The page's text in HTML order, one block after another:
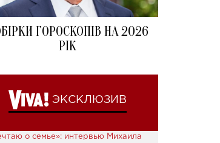
ГОРОСКОПІВ НА 2026
РІК
ЭКСКЛЮЗИВ